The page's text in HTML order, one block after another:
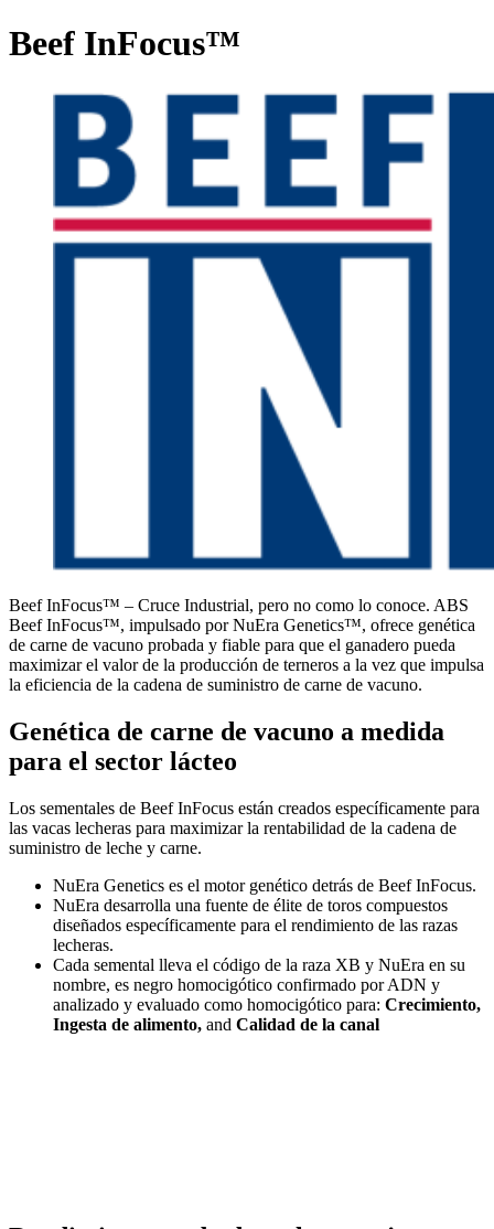
Beef InFocus™
Beef InFocus™ – Cruce Industrial, pero no como lo conoce. ABS
Beef InFocus™, impulsado por NuEra Genetics™, ofrece genética
de carne de vacuno probada y fiable para que el ganadero pueda
maximizar el valor de la producción de terneros a la vez que impulsa
la eficiencia de la cadena de suministro de carne de vacuno.
Genética de carne de vacuno a medida
para el sector lácteo
Los sementales de Beef InFocus están creados específicamente para
las vacas lecheras para maximizar la rentabilidad de la cadena de
suministro de leche y carne.
NuEra Genetics es el motor genético detrás de Beef InFocus.
NuEra desarrolla una fuente de élite de toros compuestos
diseñados específicamente para el rendimiento de las razas
lecheras.
Cada semental lleva el código de la raza XB y NuEra en su
nombre, es negro homocigótico confirmado por ADN y
analizado y evaluado como homocigótico para: Crecimiento,
Ingesta de alimento, and Calidad de la canal